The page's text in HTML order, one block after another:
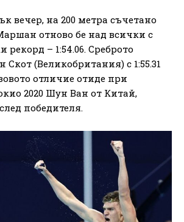
вечер, на 200 метра съчетано
отново бе над всички с
– 1:54.06. Среброто
(Великобритания) с 1:55.31
отличие отиде при
2020 Шун Ван от Китай,
победителя.